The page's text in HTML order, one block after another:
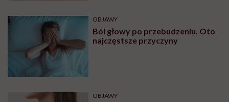
OBJAWY
Ból głowy po przebudzeniu. Oto
najczęstsze przyczyny
OBJAWY